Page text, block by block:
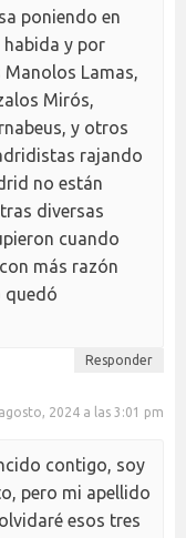
poniendo en
y por
Manolos Lamas,
Mirós,
y otros
rajando
no están
diversas
cuando
más razón
quedó
Responder
2024 a las 3:01 pm
contigo, soy
pero mi apellido
esos tres